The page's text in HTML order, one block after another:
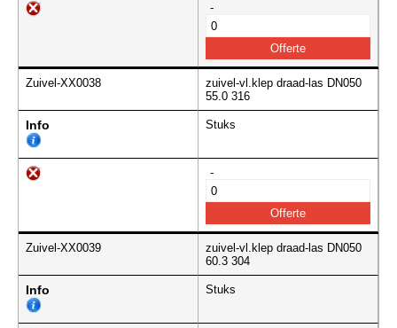
-
Zuivel-XX0038
zuivel-vl.klep draad-las DN050
55.0 316
Info Stuks
-
Zuivel-XX0039
zuivel-vl.klep draad-las DN050
60.3 304
Info Stuks